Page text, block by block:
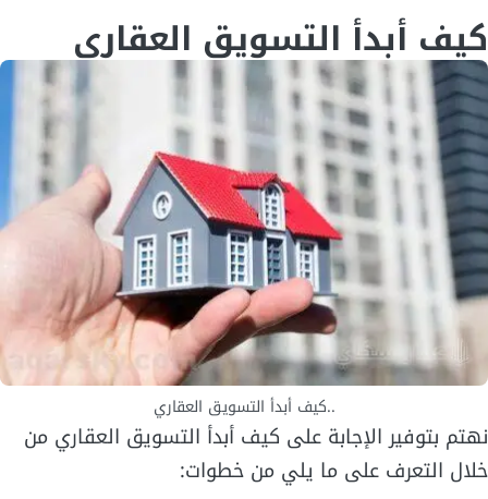
كيف أبدأ التسويق العقاري
..كيف أبدأ التسويق العقاري
نهتم بتوفير الإجابة على كيف أبدأ التسويق العقاري من
خلال التعرف على ما يلي من خطوات: